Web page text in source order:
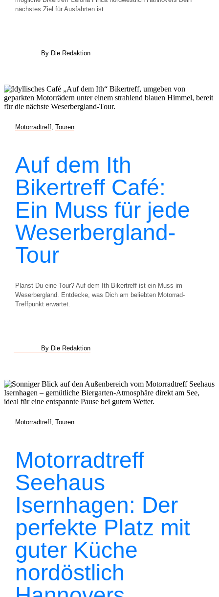
nächstes Ziel für Ausfahrten ist.
By Die Redaktion
Motorradtreff Touren
Auf dem Ith
Bikertreff Café:
Ein Muss für jede
Weserbergland-
Tour
Planst Du eine Tour? Auf dem Ith Bikertreff ist ein Muss im
Weserbergland. Entdecke, was Dich am beliebten Motorrad-
Treffpunkt erwartet.
By Die Redaktion
Motorradtreff Touren
Motorradtreff
Seehaus
Isernhagen: Der
perfekte Platz mit
guter Küche
nordöstlich